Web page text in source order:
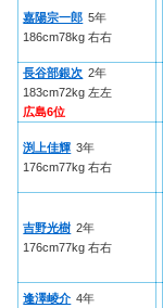
嘉陽宗一郎 5年
186cm78kg 右右
長谷部銀次 2年
183cm72kg 左左
広島6位
渕上佳輝 3年
176cm77kg 右右
吉野光樹 2年
176cm77kg 右右
逢澤崚介 4年